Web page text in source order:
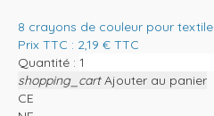
8 crayons de couleur pour textile
Prix TTC : 2,19 € TTC
Quantité :
shopping_cart Ajouter au panier
CE